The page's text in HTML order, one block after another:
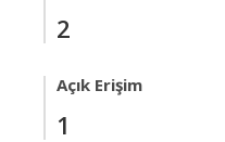
2
Açık Erişim
1